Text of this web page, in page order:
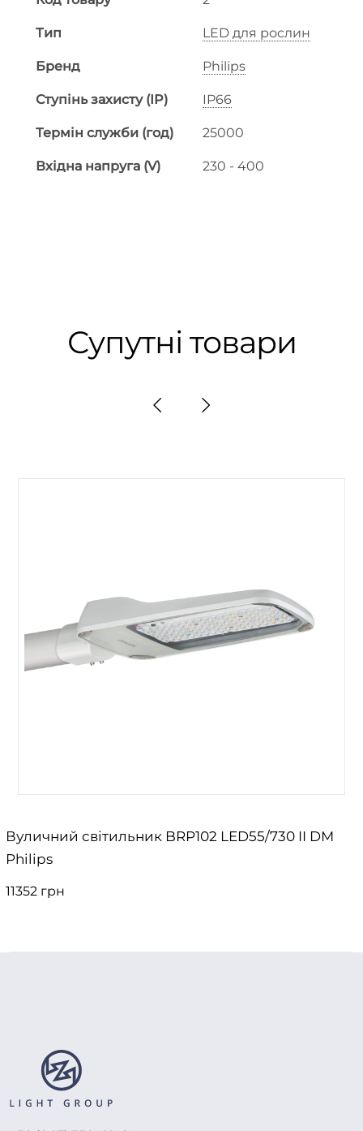
Тип LED для рослин
Бренд Philips
Ступінь захисту (IP) IP66
Термін служби (год) 25000
Вхідна напруга (V) 230 - 400
Супутні товари
Вуличний світильник BRP102 LED55/730 II DM
Philips
11352 грн